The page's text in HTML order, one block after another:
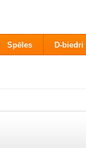
Spēles D-biedri